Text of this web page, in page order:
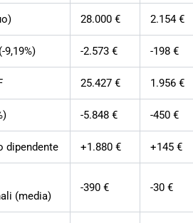
28.000 € 2.154 €
9,19%) -2.573 € -198 €
25.427 € 1.956 €
-5.848 € -450 €
dipendente +1.880 € +145 €
(media)
-390 € -30 €